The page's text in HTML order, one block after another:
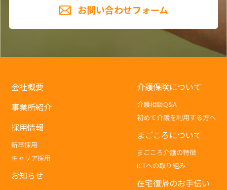
お問い合わせフォーム
会社概要
事業所紹介
採用情報
新卒採用
キャリア採用
お知らせ
介護保険について
介護相談Q&A
初めて介護を利用する方へ
まごころについて
まごころ介護の特徴
ICTへの取り組み
在宅復帰のお手伝い